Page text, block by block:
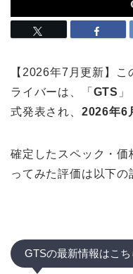
【2026年7月更新】
ライバーは、「 GTS
式発表され、 2026年6
確定したスペック・
ってみた評価は以下の
GTSの最新情報はこち